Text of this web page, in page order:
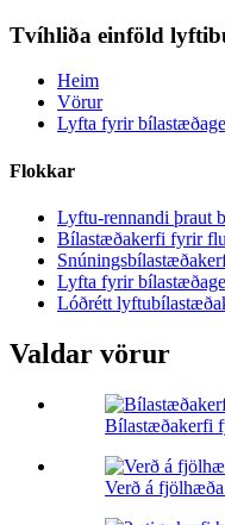
Tvíhliða einföld
Heim
Vörur
Lyfta fyrir
Flokkar
Lyftu-rennandi þraut
Bílastæðakerfi fyrir
Lyfta fyrir
Lóðrétt
Valdar vörur
Bílastæðakerfi
Verð á